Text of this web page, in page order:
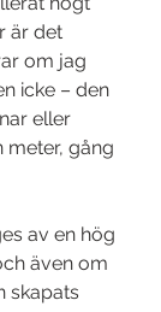
är det
om jag
icke – den
eller
meter, gång
av en hög
även om
skapats